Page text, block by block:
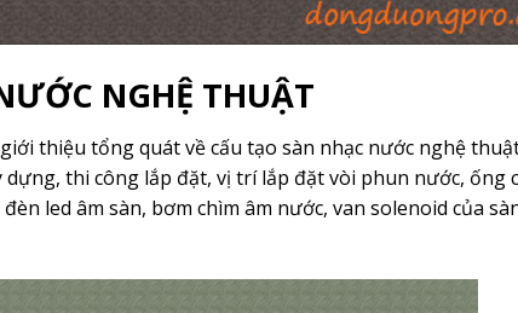
NGHỆ THUẬT
thiệu tổng quát về cấu tạo sàn nhạc nước nghệ
dựng, thi công lắp đặt, vị trí lắp đặt vòi phun nước, ống
led âm sàn, bơm chìm âm nước, van solenoid của